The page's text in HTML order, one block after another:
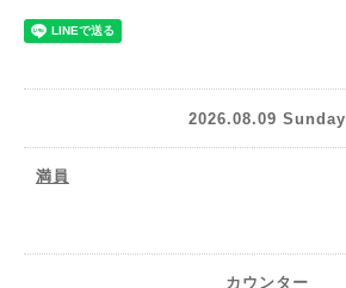
2026.08.09 Sunday
満員
カウンター